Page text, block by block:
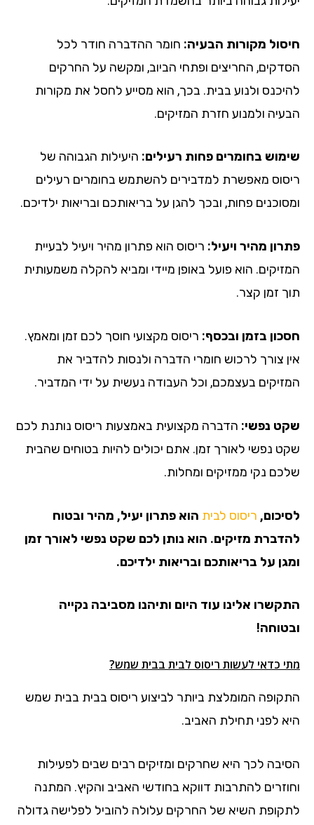
חיסול מקורות הבעיה: חומר ההדברה חודר לכל
הסדקים, החריצים ופתחי הביוב, ומקשה על החרקים
להיכנס ולנוע בבית. בכך, הוא מסייע לחסל את מקורות
הבעיה ולמנוע חזרת המזיקים.
שימוש בחומרים פחות רעילים: היעילות הגבוהה של
ריסוס מאפשרת למדבירים להשתמש בחומרים רעילים
ומסוכנים פחות, ובכך להגן על בריאותכם ובריאות ילדיכם.
פתרון מהיר ויעיל: ריסוס הוא פתרון מהיר ויעיל לבעיית
המזיקים. הוא פועל באופן מיידי ומביא להקלה משמעותית
תוך זמן קצר.
חסכון בזמן ובכסף: ריסוס מקצועי חוסך לכם זמן ומאמץ.
אין צורך לרכוש חומרי הדברה ולנסות להדביר את
המזיקים בעצמכם, וכל העבודה נעשית על ידי המדביר.
שקט נפשי: הדברה מקצועית באמצעות ריסוס נותנת לכם
שקט נפשי לאורך זמן. אתם יכולים להיות בטוחים שהבית
שלכם נקי ממזיקים ומחלות.
לסיכום, ריסוס לבית הוא פתרון יעיל, מהיר ובטוח
להדברת מזיקים. הוא נותן לכם שקט נפשי לאורך זמן
ומגן על בריאותכם ובריאות ילדיכם.
התקשרו אלינו עוד היום ותיהנו מסביבה נקייה
ובטוחה!
מתי כדאי לעשות ריסוס לבית בבית שמש?
התקופה המומלצת ביותר לביצוע ריסוס בבית בבית שמש
היא לפני תחילת האביב.
הסיבה לכך היא שחרקים ומזיקים רבים שבים לפעילות
וחוזרים להתרבות דווקא בחודשי האביב והקיץ. המתנה
לתקופת השיא של החרקים עלולה להוביל לפלישה גדולה